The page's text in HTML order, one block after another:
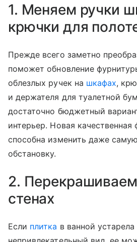
1. Меняем ручки
крючки для
Прежде всего заметно
поможет обновление
облезлых ручек на шкафах,
и держателя для туалетной
достаточно бюджетный
интерьер. Новая качественная
способна изменить даже
обстановку.
2.
стенах
Если плитка в ванной